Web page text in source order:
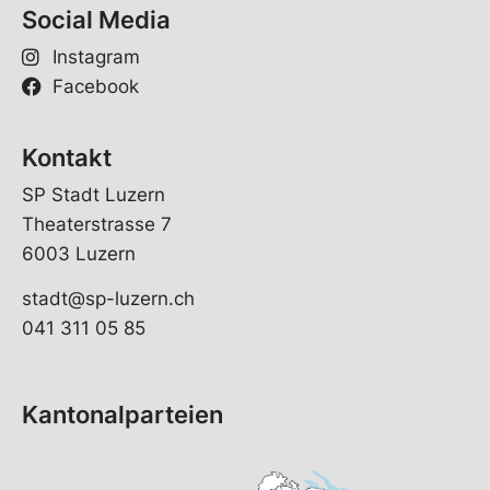
Social Media
Instagram
Facebook
Kontakt
SP Stadt Luzern
Theaterstrasse 7
6003 Luzern
stadt@sp-luzern.ch
041 311 05 85
Kantonalparteien